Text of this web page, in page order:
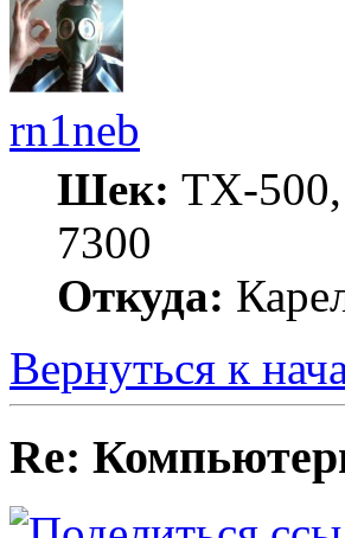
rn1neb
Шек: TX-
7300
Откуда:
Вернуться к
Re: